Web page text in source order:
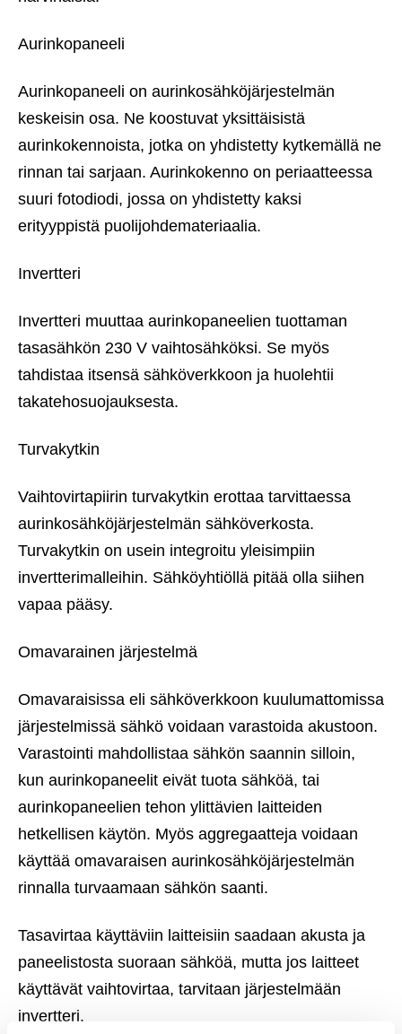
Aurinkopaneeli
Aurinkopaneeli on aurinkosähköjärjestelmän
keskeisin osa. Ne koostuvat yksittäisistä
aurinkokennoista, jotka on yhdistetty kytkemällä ne
rinnan tai sarjaan. Aurinkokenno on periaatteessa
suuri fotodiodi, jossa on yhdistetty kaksi
erityyppistä puolijohdemateriaalia.
Invertteri
Invertteri muuttaa aurinkopaneelien tuottaman
tasasähkön 230 V vaihtosähköksi. Se myös
tahdistaa itsensä sähköverkkoon ja huolehtii
takatehosuojauksesta.
Turvakytkin
Vaihtovirtapiirin turvakytkin erottaa tarvittaessa
aurinkosähköjärjestelmän sähköverkosta.
Turvakytkin on usein integroitu yleisimpiin
invertterimalleihin. Sähköyhtiöllä pitää olla siihen
vapaa pääsy.
Omavarainen järjestelmä
Omavaraisissa eli sähköverkkoon kuulumattomissa
järjestelmissä sähkö voidaan varastoida akustoon.
Varastointi mahdollistaa sähkön saannin silloin,
kun aurinkopaneelit eivät tuota sähköä, tai
aurinkopaneelien tehon ylittävien laitteiden
hetkellisen käytön. Myös aggregaatteja voidaan
käyttää omavaraisen aurinkosähköjärjestelmän
rinnalla turvaamaan sähkön saanti.
Tasavirtaa käyttäviin laitteisiin saadaan akusta ja
paneelistosta suoraan sähköä, mutta jos laitteet
käyttävät vaihtovirtaa, tarvitaan järjestelmään
invertteri.